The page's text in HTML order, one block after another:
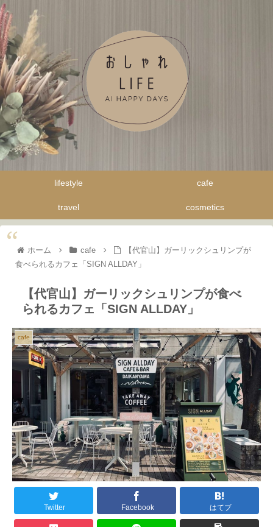
lifestyle cafe
travel cosmetics
ホーム cafe
【代官山】ガーリックシュリンプが
食べられるカフェ「SIGN ALLDAY」
【代官山】ガーリックシュリンプが食べ
られるカフェ「SIGN ALLDAY」
cafe
Twitter Facebook はてブ